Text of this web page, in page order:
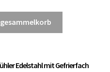
Edelstahl mit Gefrierfach